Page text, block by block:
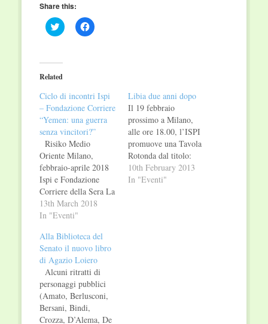
Share this:
Click
to
(Opens
in
new
Click
to
Related
Ciclo di incontri Ispi
– Fondazione Corriere
“Yemen: una guerra
senza vincitori?”
Risiko Medio
Oriente Milano,
febbraio-aprile 2018
Ispi e Fondazione
Corriere della Sera La
fine territoriale dello
Stato islamico ha
nuovo grande gioco
mediorientale. Vecchi
e nuovi attori si
affacciano sullo
scacchiere
regionale portando
alla creazione di nuovi
13th March 2018
In "Eventi"
Libia due anni dopo
Il 19 febbraio
prossimo a Milano,
alle ore 18.00, l’ISPI
promuove una Tavola
Rotonda dal titolo:
“Libia: democrazia o
anarchia?” L'evento si
10th February 2013
In "Eventi"
Alla Biblioteca del
Senato il nuovo libro
di Agazio Loiero
Alcuni ritratti di
personaggi pubblici
(Amato, Berlusconi,
Bersani, Bindi,
Crozza, D’Alema, De